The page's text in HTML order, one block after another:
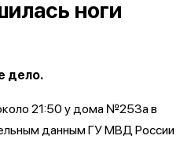
ноги
дело.
21:50 у дома №253а в
данным ГУ МВД России